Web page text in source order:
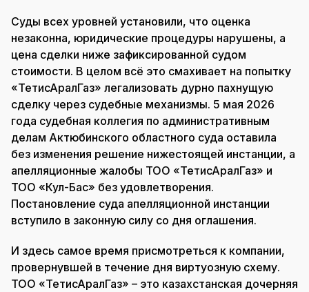
Суды всех уровней установили, что оценка
незаконна, юридические процедуры нарушены, а
цена сделки ниже зафиксированной судом
стоимости. В целом всё это смахивает на попытку
«ТетисАралГаз» легализовать дурно пахнущую
сделку через судебные механизмы. 5 мая 2026
года судебная коллегия по административным
делам Актюбинского областного суда оставила
без изменения решение нижестоящей инстанции, а
апелляционные жалобы ТОО «ТетисАралГаз» и
ТОО «Кул-Бас» без удовлетворения.
Постановление суда апелляционной инстанции
вступило в законную силу со дня оглашения.
И здесь самое время присмотреться к компании,
провернувшей в течение дня виртуозную схему.
ТОО «ТетисАралГаз» – это казахстанская дочерняя